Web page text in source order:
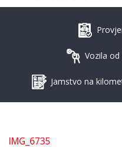
Vozila
Jamstvo na
IMG_6735